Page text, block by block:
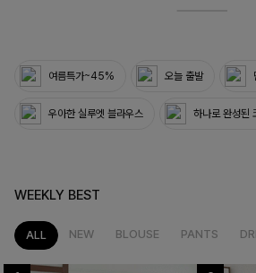
여름특가~45% 오늘 출발
우아한 실루엣 블라우스 하나로 완성된
WEEKLY BEST
ALL NEW BLOUSE PANTS